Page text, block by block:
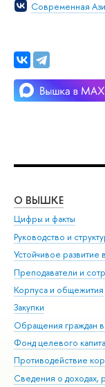
Современная
О ВЫШКЕ
Цифры и факты
Руководство и
Устойчивое
Преподаватели и
Корпуса и общежития
Закупки
Обращения граждан
Фонд целевого
Противодействие
Сведения о доходах,